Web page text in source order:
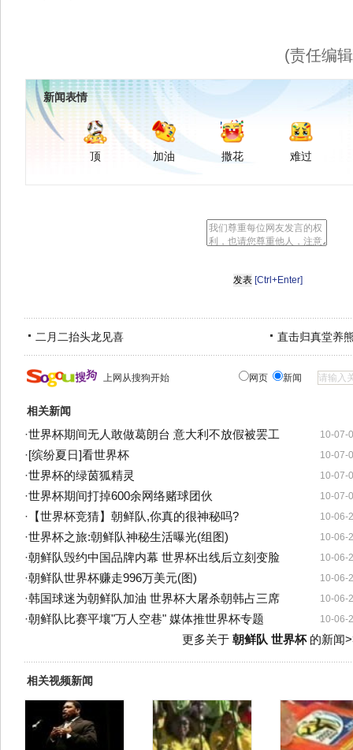
(责任编
新闻表情
顶 加油 撒花 难过
[Ctrl+Enter]
二月二抬头龙见喜 直击归真堂养
上网从搜狗开始 网页 新闻
相关新闻
10-07-
·世界杯期间无人敢做葛朗台 意大利不放假被罢工
10-07-
·[缤纷夏日]看世界杯
10-07-
·世界杯的绿茵狐精灵
10-07-
·世界杯期间打掉600余网络赌球团伙
10-06-
· 【世界杯竞猜】朝鲜队,你真的很神秘吗?
10-06-
·世界杯之旅:朝鲜队神秘生活曝光(组图)
10-06-
·朝鲜队毁约中国品牌内幕 世界杯出线后立刻变脸
10-06-
·朝鲜队世界杯赚走996万美元(图)
10-06-
·韩国球迷为朝鲜队加油 世界杯大屠杀朝韩占三席
10-06-
·朝鲜队比赛平壤"万人空巷" 媒体推世界杯专题
更多关于 朝鲜队 世界杯的新闻
相关视频新闻